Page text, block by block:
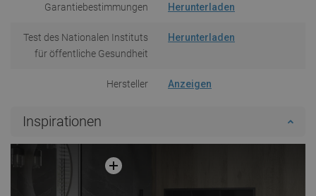
Garantiebestimmungen Herunterladen
Test des Nationalen Instituts
für öffentliche Gesundheit
Herunterladen
Hersteller Anzeigen
Inspirationen